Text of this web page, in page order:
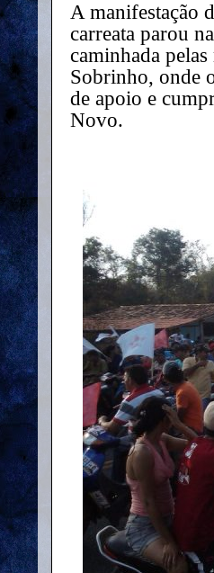
A manifestação
carreata parou
caminhada
Sobrinho, onde
de apoio e
Novo.